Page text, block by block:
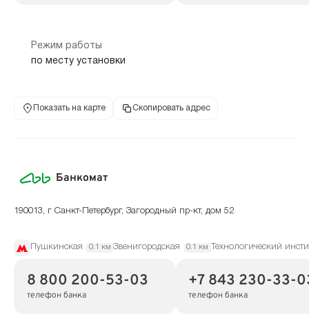
Режим работы
по месту установки
Показать на карте Скопировать адрес
Банкомат
190013, г Санкт-Петербург, Загородный пр-кт, дом 52
Пушкинская 0.1 км Звенигородская 0.1 км Технологический
8 800 200-53-03
телефон банка
+7 843 230-33-
телефон банка